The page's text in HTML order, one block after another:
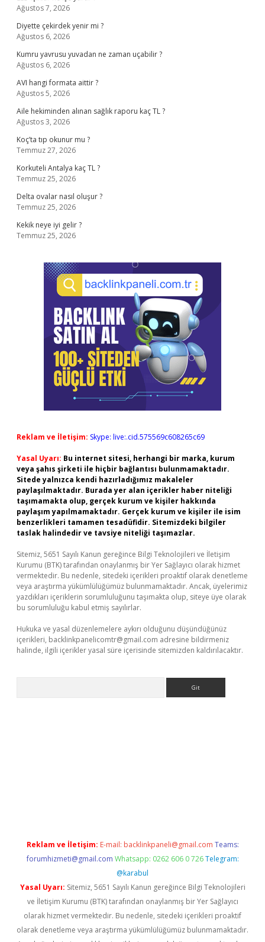
Ağustos 7, 2026
Diyette çekirdek yenir mi ?
Ağustos 6, 2026
Kumru yavrusu yuvadan ne zaman uçabilir ?
Ağustos 6, 2026
AVI hangi formata aittir ?
Ağustos 5, 2026
Aile hekiminden alınan sağlık raporu kaç TL ?
Ağustos 3, 2026
Koç’ta tıp okunur mu ?
Temmuz 27, 2026
Korkuteli Antalya kaç TL ?
Temmuz 25, 2026
Delta ovalar nasıl oluşur ?
Temmuz 25, 2026
Kekik neye iyi gelir ?
Temmuz 25, 2026
Reklam ve İletişim: Skype: live:.cid.575569c608265c69
Yasal Uyarı: Bu internet sitesi, herhangi bir marka, kurum
veya şahıs şirketi ile hiçbir bağlantısı bulunmamaktadır.
Sitede yalnızca kendi hazırladığımız makaleler
paylaşılmaktadır. Burada yer alan içerikler haber niteliği
taşımamakta olup, gerçek kurum ve kişiler hakkında
paylaşım yapılmamaktadır. Gerçek kurum ve kişiler ile isim
benzerlikleri tamamen tesadüfidir. Sitemizdeki bilgiler
taslak halindedir ve tavsiye niteliği taşımazlar.
Sitemiz, 5651 Sayılı Kanun gereğince Bilgi Teknolojileri ve İletişim
Kurumu (BTK) tarafından onaylanmış bir Yer Sağlayıcı olarak hizmet
vermektedir. Bu nedenle, sitedeki içerikleri proaktif olarak denetleme
veya araştırma yükümlülüğümüz bulunmamaktadır. Ancak, üyelerimiz
yazdıkları içeriklerin sorumluluğunu taşımakta olup, siteye üye olarak
bu sorumluluğu kabul etmiş sayılırlar.
Hukuka ve yasal düzenlemelere aykırı olduğunu düşündüğünüz
içerikleri, backlinkpanelicomtr@gmail.com adresine bildirmeniz
halinde, ilgili içerikler yasal süre içerisinde sitemizden kaldırılacaktır.
Reklam ve İletişim: E-mail: backlinkpaneli@gmail.com Teams:
forumhizmeti@gmail.com Whatsapp: 0262 606 0 726 Telegram:
@karabul
Yasal Uyarı: Sitemiz, 5651 Sayılı Kanun gereğince Bilgi Teknolojileri
ve İletişim Kurumu (BTK) tarafından onaylanmış bir Yer Sağlayıcı
olarak hizmet vermektedir. Bu nedenle, sitedeki içerikleri proaktif
olarak denetleme veya araştırma yükümlülüğümüz bulunmamaktadır.